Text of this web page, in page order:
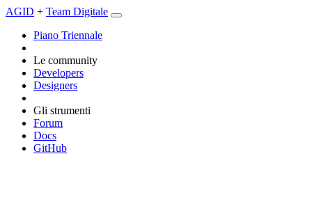
AGID + Team Digitale
Piano Triennale
Le community
Developers
Designers
Gli strumenti
Forum
Docs
GitHub